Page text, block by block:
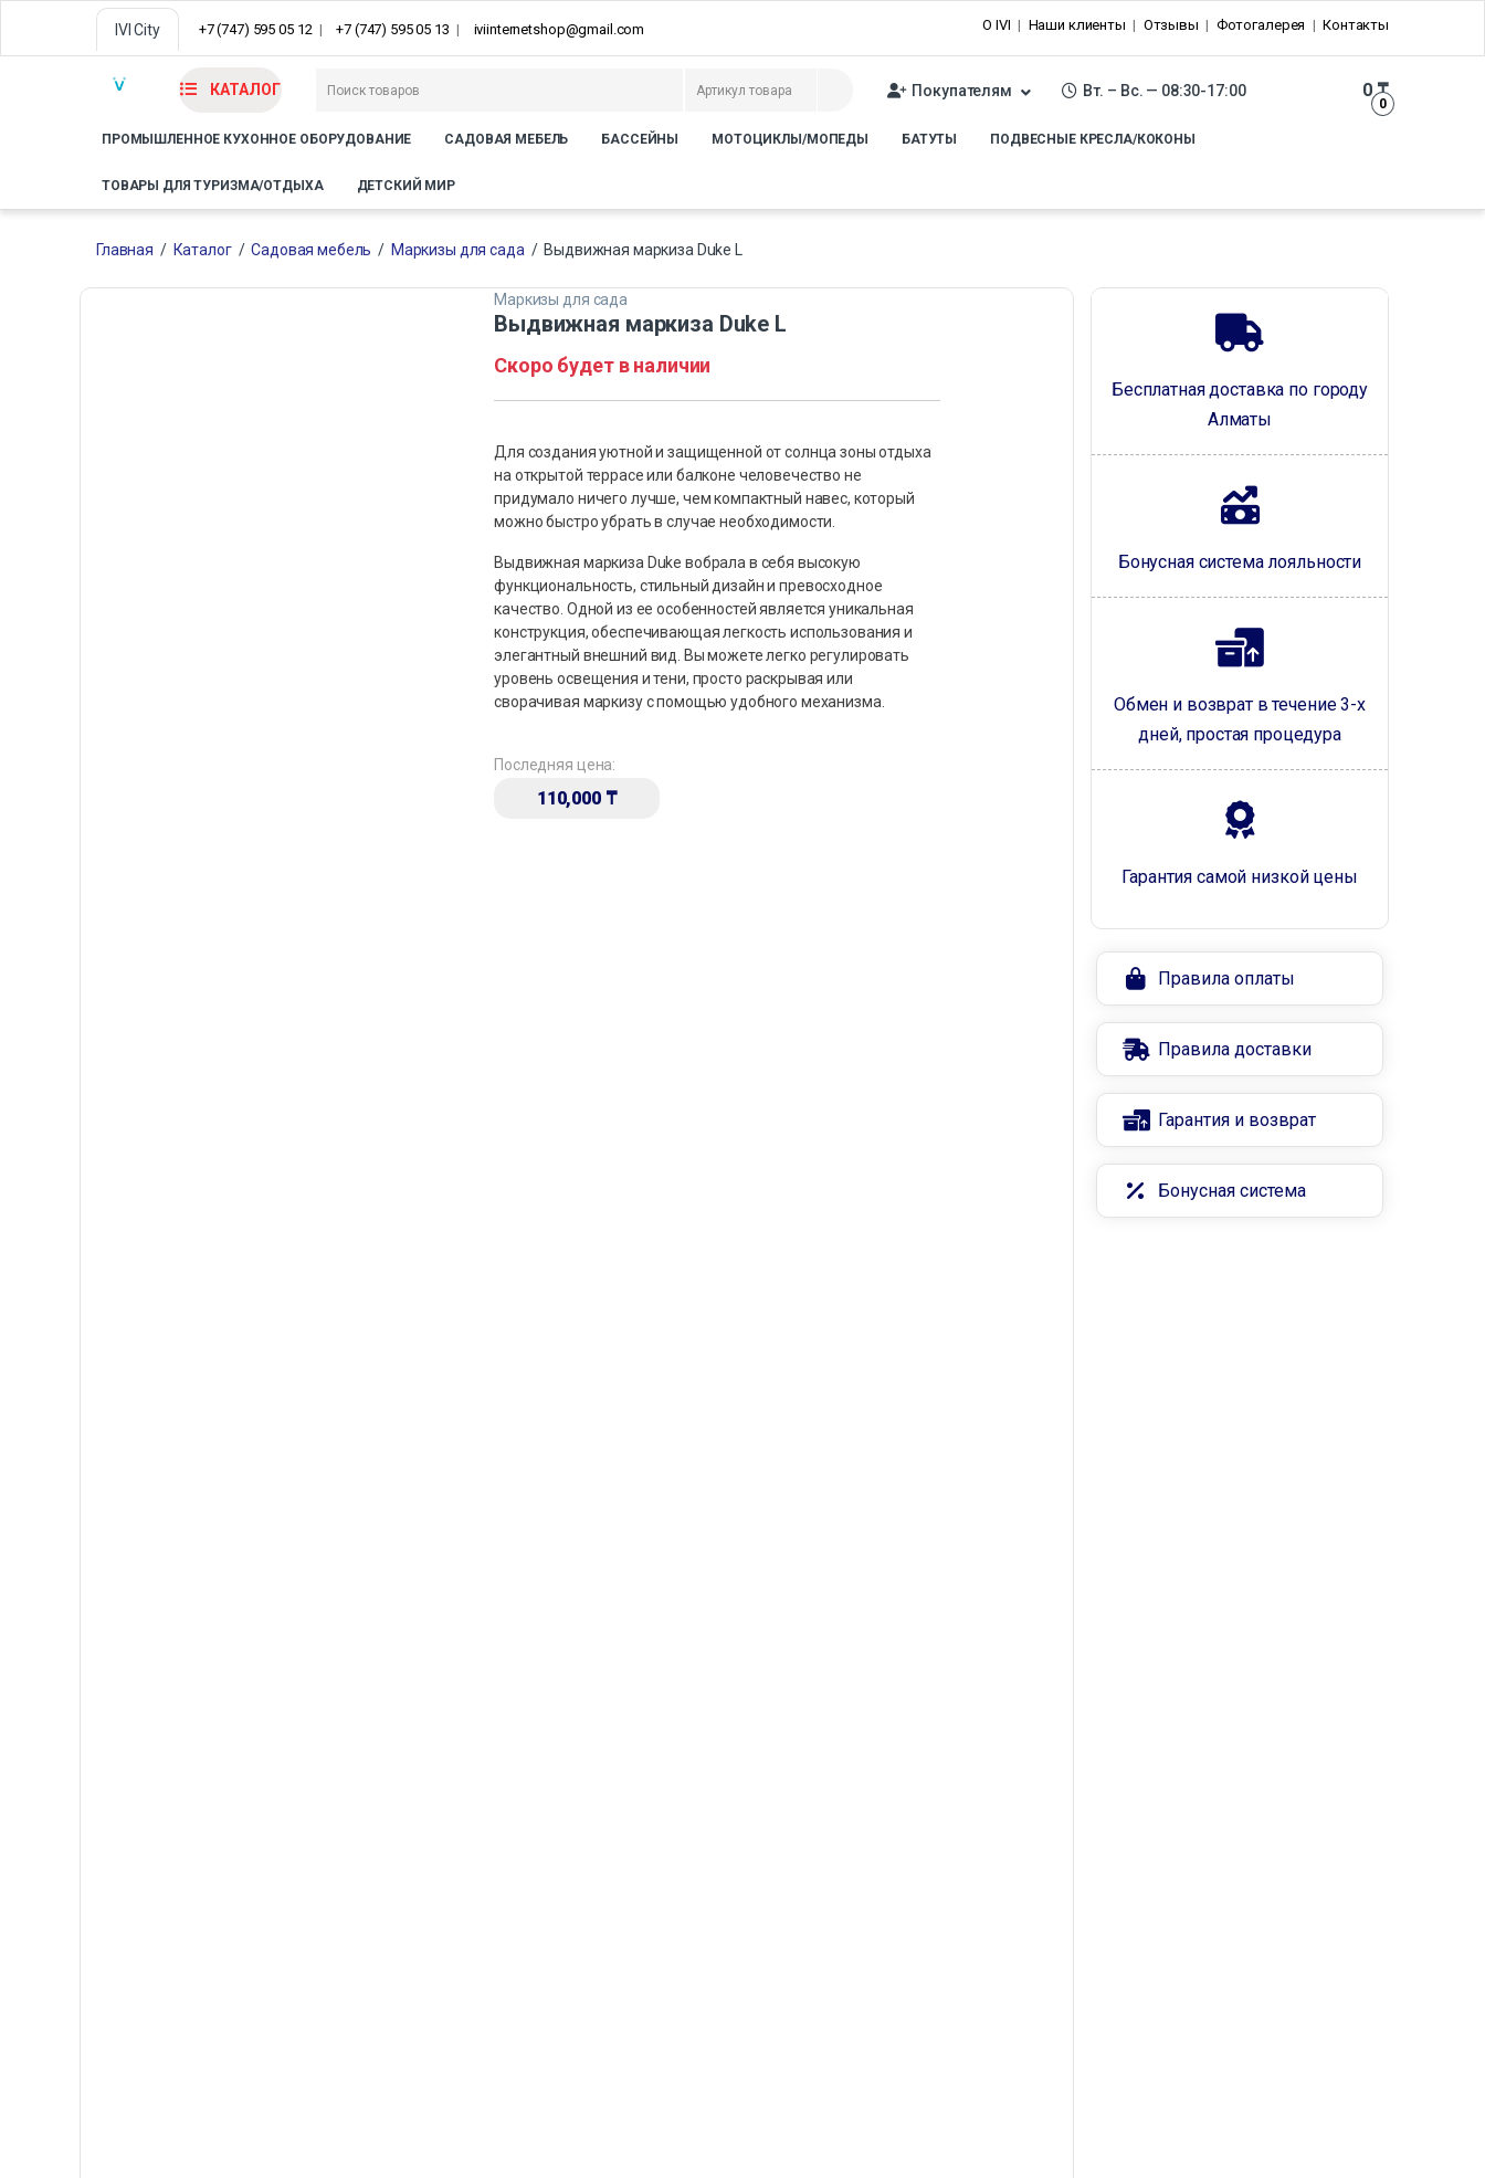
IVI City +7 (747) 595 05 12 +7 (747) 595 05 13 iviinternetshop@gmail.com О IVI Наши клиенты Отзывы Фотогалерея Контакты
КАТАЛОГ Покупателям Вт. – Вс. — 08:30-17:00
0
0₸
ПРОМЫШЛЕННОЕ КУХОННОЕ ОБОРУДОВАНИЕ САДОВАЯ МЕБЕЛЬ БАССЕЙНЫ МОТОЦИКЛЫ/МОПЕДЫ БАТУТЫ ПОДВЕСНЫЕ КРЕСЛА/КОКОНЫ
ТОВАРЫ ДЛЯ ТУРИЗМА/ОТДЫХА ДЕТСКИЙ МИР
Главная / Каталог / Садовая мебель / Маркизы для сада / Выдвижная маркиза Duke L
Маркизы для сада
Выдвижная маркиза Duke L
Скоро будет в наличии
Для создания уютной и защищенной от солнца зоны отдыха
на открытой террасе или балконе человечество не
придумало ничего лучше, чем компактный навес, который
можно быстро убрать в случае необходимости.
Выдвижная маркиза Duke вобрала в себя высокую
функциональность, стильный дизайн и превосходное
качество. Одной из ее особенностей является уникальная
конструкция, обеспечивающая легкость использования и
элегантный внешний вид. Вы можете легко регулировать
уровень освещения и тени, просто раскрывая или
сворачивая маркизу с помощью удобного механизма.
Последняя цена:
110,000 ₸
Бесплатная доставка по городу
Алматы
Бонусная система лояльности
Обмен и возврат в течение 3-х
дней, простая процедура
Гарантия самой низкой цены
Правила оплаты
Правила доставки
Гарантия и возврат
Бонусная система